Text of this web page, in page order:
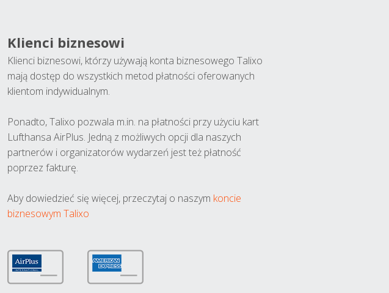
Klienci biznesowi
Klienci biznesowi, którzy używają konta biznesowego Talixo
mają dostęp do wszystkich metod płatności oferowanych
klientom indywidualnym.
Ponadto, Talixo pozwala m.in. na płatności przy użyciu kart
Lufthansa AirPlus. Jedną z możliwych opcji dla naszych
partnerów i organizatorów wydarzeń jest też płatność
poprzez fakturę.
Aby dowiedzieć się więcej, przeczytaj o naszym koncie
biznesowym Talixo